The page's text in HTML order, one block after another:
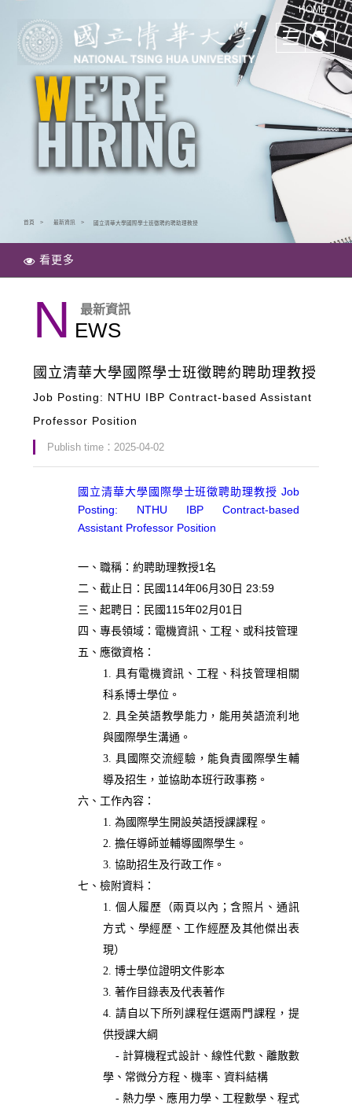
清華學院國際學士班｜多樣化的學習路徑｜幫助培養國際競爭力HOME
首頁 最新資訊 國立清華大學國際學士班徵聘約聘助理教授
看更多
N EWS
最新資訊
國立清華大學國際學士班徵聘約聘助理教授
Job Posting: NTHU IBP Contract-based Assistant
Professor Position
Publish time：2025-04-02
國立清華大學國際學士班徵聘助理教授 Job
Posting: NTHU IBP Contract-based
Assistant Professor Position
一、職稱：約聘助理教授1名
二、截止日：民國 114年06月30 日 23:59
三、起聘日：民國 115年02 月01 日
四、專長領域：電機資訊、工程、或科技管理
五、應徵資格：
1. 具有電機資訊、工程、科技管理相關
科系博士學位。
2. 具全英語教學能力，能用英語流利地
與國際學生溝通。
3. 具國際交流經驗，能負責國際學生輔
導及招生，並協助本班行政事務。
六、工作內容：
1. 為國際學生開設英語授課課程。
2. 擔任導師並輔導國際學生。
3. 協助招生及行政工作。
七、檢附資料：
1. 個人履歷（兩頁以內；含照片、通訊
方式、學經歷、工作經歷及其他傑出表
現）
2. 博士學位證明文件影本
3. 著作目錄表及代表著作
4. 請自以下所列課程任選兩門課程，提
供授課大綱
- 計算機程式設計、線性代數、離散數
學、常微分方程、機率、資料結構
-熱力學、應用力學、工程數學、程式